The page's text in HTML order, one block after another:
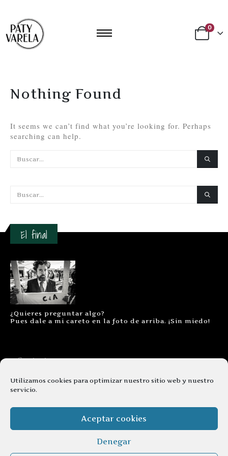
Utilizamos cookies para optimizar nuestro sitio web y nuestro
servicio.
Aceptar cookies
Denegar
0
Nothing Found
It seems we can’t find what you’re looking for. Perhaps
searching can help.
El final
¿Quieres preguntar algo?
Pues dale a mi careto en la foto de arriba. ¡Sin miedo!
Contacto
Aviso legal